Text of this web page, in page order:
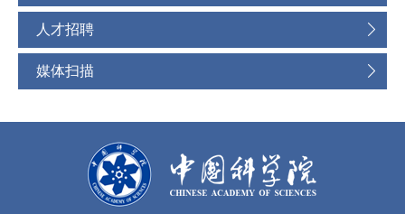
人才招聘
媒体扫描